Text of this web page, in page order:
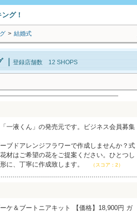
グ！
> 結婚式
｜ 登録店舗数 12 SHOPS
一液くん」の発売元です。ビジネス会員募集
ブドアレンジフラワーで作成しませんか？式
材はご希望の花をご提案ください。ひとつし
に、丁寧に作成致します。
（スコア：2）
ケ＆ブートニアキット 【価格】18,900円 ガ